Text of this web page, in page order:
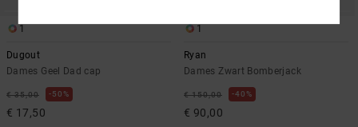
1
Dugout
Dames Geel Dad cap
€ 35,00 50%
€ 17,50
1
Ryan
Dames Zwart Bomberjack
€ 150,00 40%
€ 90,00